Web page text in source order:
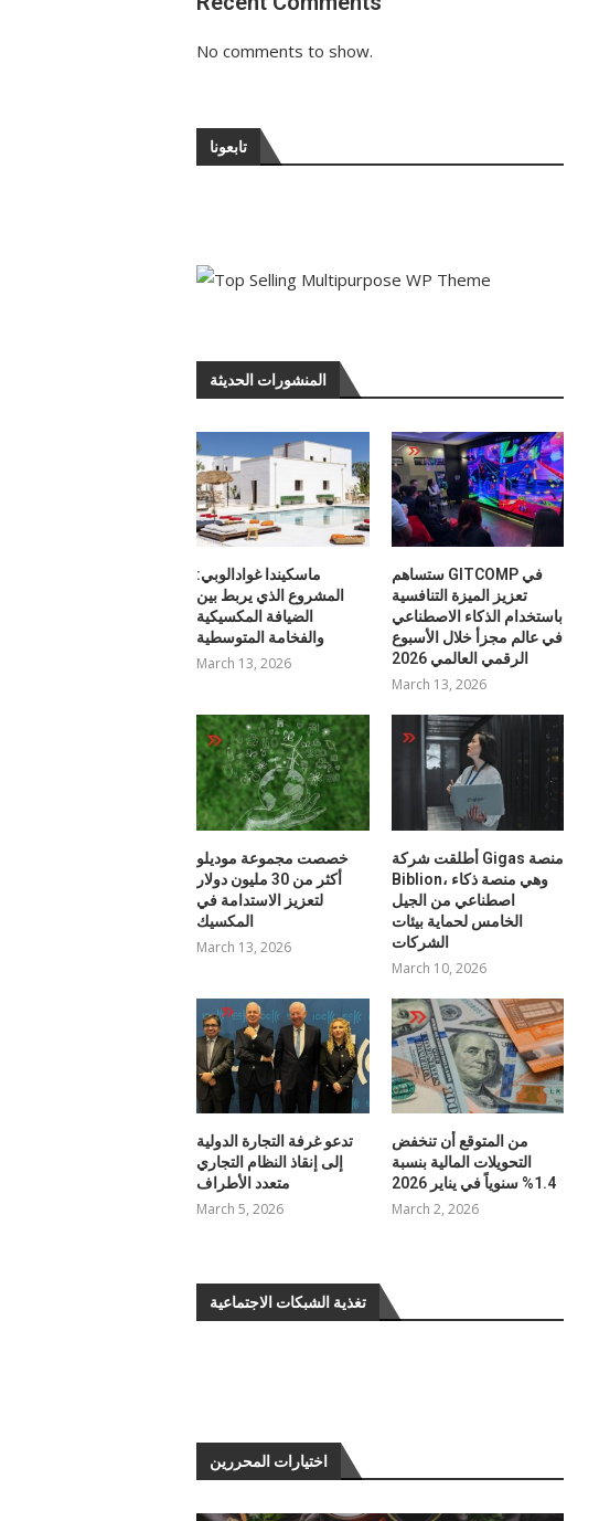
No comments to show.
تابعونا
المنشورات الحديثة
ماسكيندا غوادالوبي:
المشروع الذي يربط بين
الضيافة المكسيكية
والفخامة المتوسطية
March 13, 2026
ستساهم GITCOMP في
تعزيز الميزة التنافسية
باستخدام الذكاء الاصطناعي
في عالم مجزأ خلال الأسبوع
الرقمي العالمي 2026
March 13, 2026
خصصت مجموعة موديلو
أكثر من 30 مليون دولار
لتعزيز الاستدامة في
المكسيك
March 13, 2026
أطلقت شركة Gigas منصة
Biblion، وهي منصة ذكاء
اصطناعي من الجيل
الخامس لحماية بيئات
الشركات
March 10, 2026
تدعو غرفة التجارة الدولية
إلى إنقاذ النظام التجاري
متعدد الأطراف
March 5, 2026
من المتوقع أن تنخفض
التحويلات المالية بنسبة
1.4% سنوياً في يناير 2026
March 2, 2026
تغذية الشبكات الاجتماعية
اختيارات المحررين